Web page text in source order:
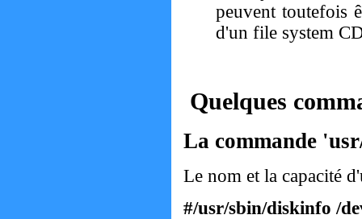
peuvent toutefois
d'un file system
Quelques
La commande
Le nom et la capacité
#/usr/sbin/diskinfo /